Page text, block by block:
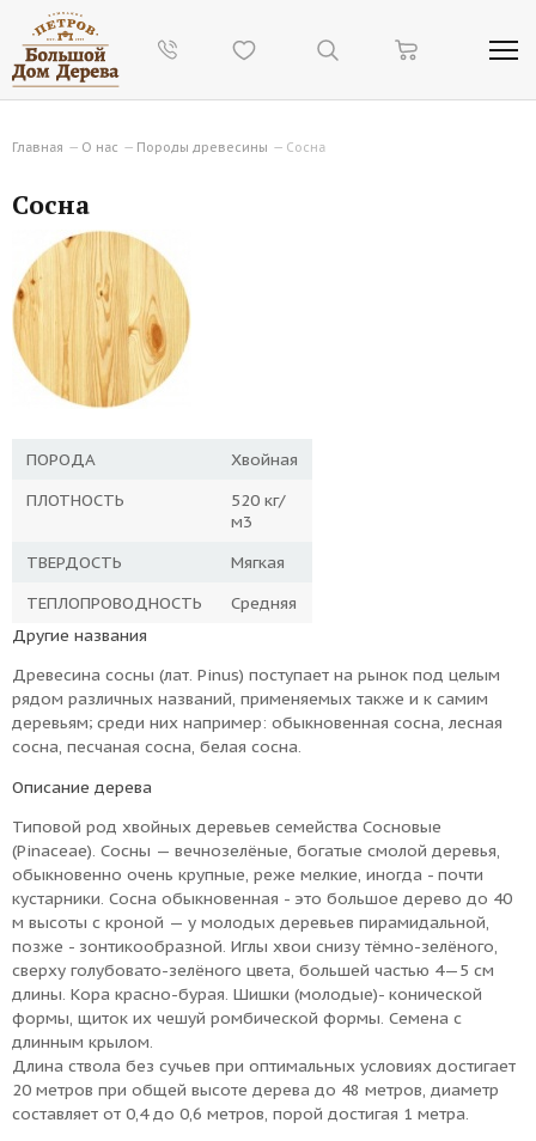
Главная — О нас — Породы древесины — Сосна
Сосна
ПОРОДА
Хвойная
ПЛОТНОСТЬ
520 кг/
м3
ТВЕРДОСТЬ
Мягкая
ТЕПЛОПРОВОДНОСТЬ
Средняя
Другие названия
Древесина сосны (лат. Pinus) поступает на рынок под целым
рядом различных названий, применяемых также и к самим
деревьям; среди них например: обыкновенная сосна, лесная
сосна, песчаная сосна, белая сосна.
Описание дерева
Типовой род хвойных деревьев семейства Сосновые
(Pinaceae). Сосны — вечнозелёные, богатые смолой деревья,
обыкновенно очень крупные, реже мелкие, иногда - почти
кустарники. Сосна обыкновенная - это большое дерево до 40
м высоты с кроной — у молодых деревьев пирамидальной,
позже - зонтикообразной. Иглы хвои снизу тёмно-зелёного,
сверху голубовато-зелёного цвета, большей частью 4—5 см
длины. Кора красно-бурая. Шишки (молодые)- конической
формы, щиток их чешуй ромбической формы. Семена с
длинным крылом.
Длина ствола без сучьев при оптимальных условиях достигает
20 метров при общей высоте дерева до 48 метров, диаметр
составляет от 0,4 до 0,6 метров, порой достигая 1 метра.